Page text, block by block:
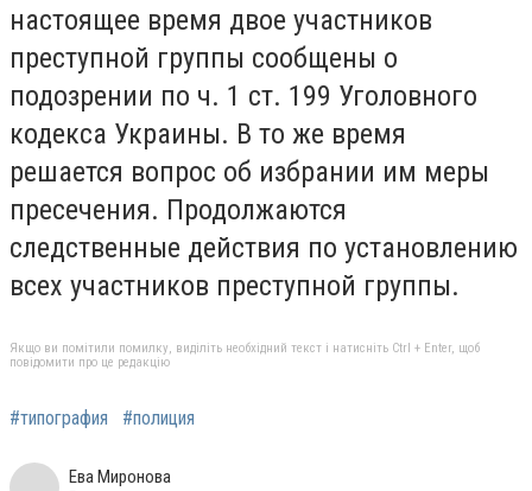
настоящее время двое участников
преступной группы сообщены о
подозрении по ч. 1 ст. 199 Уголовного
кодекса Украины. В то же время
решается вопрос об избрании им меры
пресечения. Продолжаются
следственные действия по установлению
всех участников преступной группы.
Якщо ви помітили помилку, виділіть необхідний текст і натисніть Ctrl + Enter, щоб
повідомити про це редакцію
#типография #полиция
Ева Миронова